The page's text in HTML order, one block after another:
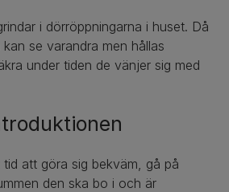
i dörröppningarna i huset. Då
se varandra men hållas
under tiden de vänjer sig med
att göra sig bekväm, gå på
den ska bo i och är